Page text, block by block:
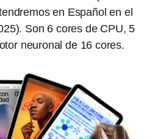
en Español en el
Son 6 cores de CPU, 5
neuronal de 16 cores.